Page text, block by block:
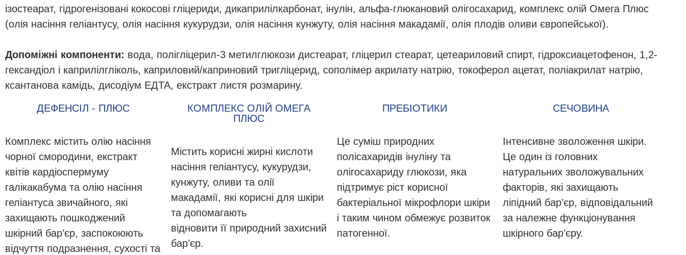
ізостеарат, гідрогенізовані кокосові гліцериди, дикаприлілкарбонат, інулін, альфа-глюкановий олігосахарид, комплекс олій Омега Плюс
(олія насіння геліантусу, олія насіння кукурудзи, олія насіння кунжуту, олія насіння макадамії, олія плодів оливи європейської).
Допоміжні компоненти: вода, полігліцерил-3 метилглюкози дистеарат, гліцерил стеарат, цетеариловий спирт, гідроксиацетофенон, 1,2-
гександіол і каприлілгліколь, каприловий/каприновий тригліцерид, сополімер акрилату натрію, токоферол ацетат, поліакрилат натрію,
ксантанова камідь, дисодіум ЕДТА, екстракт листя розмарину.
ДЕФЕНСІЛ - ПЛЮС
Комплекс містить олію насіння
чорної смородини, екстракт
квітів кардіоспермуму
галікакабума та олію насіння
геліантуса звичайного, які
захищають пошкоджений
шкірний бар’єр, заспокоюють
відчуття подразнення, сухості та
КОМПЛЕКС ОЛІЙ ОМЕГА
ПЛЮС
Містить корисні жирні кислоти
насіння геліантусу, кукурудзи,
кунжуту, оливи та олії
макадамії, які корисні для шкіри
та допомагають
відновити її природний захисний
бар’єр.
ПРЕБІОТИКИ
Це суміш природних
полісахаридів інуліну та
олігосахариду глюкози, яка
підтримує ріст корисної
бактеріальної мікрофлори шкіри
і таким чином обмежує розвиток
патогенної.
СЕЧОВИНА
Інтенсивне зволоження шкіри.
Це один із головних
натуральних зволожувальних
факторів, які захищають
ліпідний бар’єр, відповідальний
за належне функціонування
шкірного бар’єру.